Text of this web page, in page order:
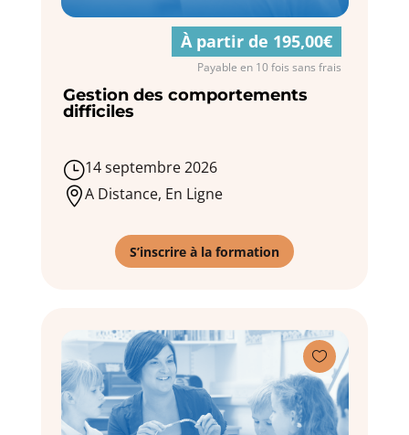
À partir de 195,00€
Payable en 10 fois sans frais
Gestion des comportements
difficiles
}14 septembre 2026
A Distance, En Ligne
S’inscrire à la formation
